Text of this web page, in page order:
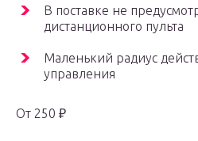
В поставке не
дистанционного пульта
Маленький радиус
управления
От 250 ₽